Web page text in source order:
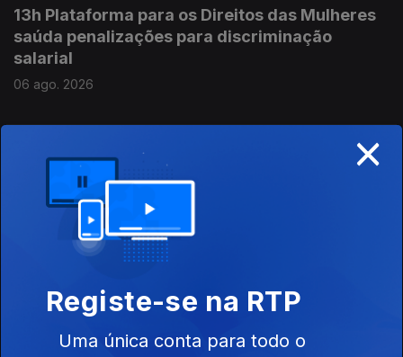
13h Plataforma para os Direitos das Mulheres
saúda penalizações para discriminação
salarial
06 ago. 2026
12h Garrafas e latas sem o símbolo Volta vão
poder continuar a ser vendidas até ao
esgotamento do stock
06 ago. 2026
11h 67 pessoas realojadas devido ao mau
tempo nos Açores
06 ago. 2026
×
Registe-se na RTP
Uma única conta para todo o